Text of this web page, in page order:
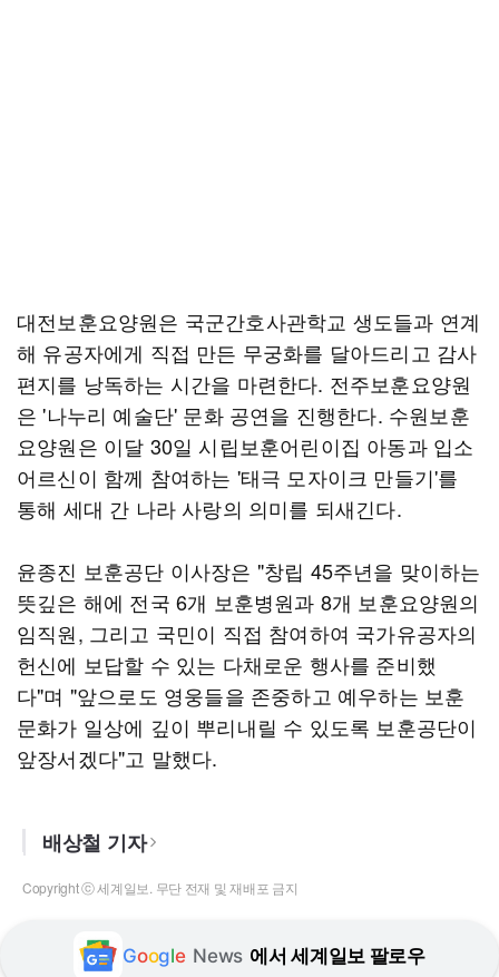
대전보훈요양원은 국군간호사관학교 생도들과 연계
해 유공자에게 직접 만든 무궁화를 달아드리고 감사
편지를 낭독하는 시간을 마련한다. 전주보훈요양원
은 '나누리 예술단' 문화 공연을 진행한다. 수원보훈
요양원은 이달 30일 시립보훈어린이집 아동과 입소
어르신이 함께 참여하는 '태극 모자이크 만들기'를
통해 세대 간 나라 사랑의 의미를 되새긴다.
윤종진 보훈공단 이사장은 "창립 45주년을 맞이하는
뜻깊은 해에 전국 6개 보훈병원과 8개 보훈요양원의
임직원, 그리고 국민이 직접 참여하여 국가유공자의
헌신에 보답할 수 있는 다채로운 행사를 준비했
다"며 "앞으로도 영웅들을 존중하고 예우하는 보훈
문화가 일상에 깊이 뿌리내릴 수 있도록 보훈공단이
앞장서겠다"고 말했다.
배상철 기자
Copyright ⓒ 세계일보. 무단 전재 및 재배포 금지
Google News 에서 세계일보 팔로우